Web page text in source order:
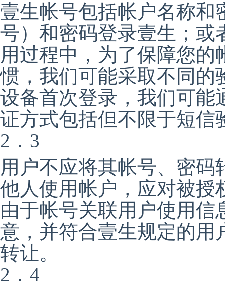
壹生帐号包括帐户名称和
号）和密码登录壹生；或
用过程中，为了保障您
惯，我们可能采取不同的
设备首次登录，我们可能
证方式包括但不限于短信
2．3
用户不应将其帐号、密
他人使用帐户，应对被授
由于帐号关联用户使用
意，并符合壹生规定的用
转让。
2．4